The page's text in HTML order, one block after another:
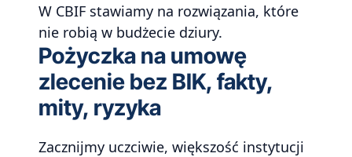
W CBIF stawiamy na rozwiązania, które
nie robią w budżecie dziury.
Pożyczka na umowę
zlecenie bez BIK, fakty,
mity, ryzyka
Zacznijmy uczciwie, większość instytucji